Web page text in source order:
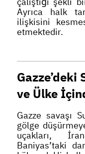
Ayrıca halk
ilişkisini
etmektedir.
Gazze’deki
ve Ülke
Gazze savaşı
gölge
uçakları,
Baniyas’taki